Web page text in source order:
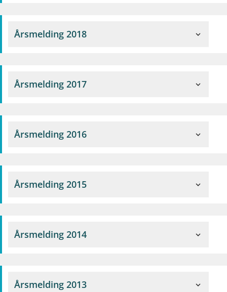
Årsmelding 2018 expand_more
Årsmelding 2017 expand_more
Årsmelding 2016 expand_more
Årsmelding 2015 expand_more
Årsmelding 2014 expand_more
Årsmelding 2013 expand_more